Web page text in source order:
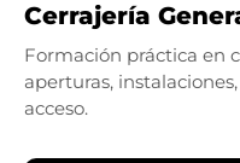
Cerrajería
Formación práctica en
aperturas,
acceso.